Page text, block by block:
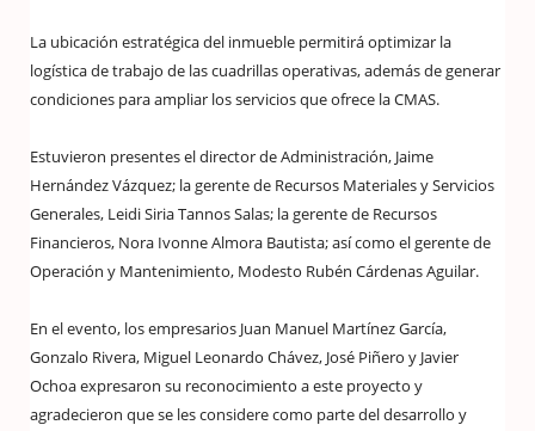
La ubicación estratégica del inmueble permitirá optimizar la
logística de trabajo de las cuadrillas operativas, además de generar
condiciones para ampliar los servicios que ofrece la CMAS.
Estuvieron presentes el director de Administración, Jaime
Hernández Vázquez; la gerente de Recursos Materiales y Servicios
Generales, Leidi Siria Tannos Salas; la gerente de Recursos
Financieros, Nora Ivonne Almora Bautista; así como el gerente de
Operación y Mantenimiento, Modesto Rubén Cárdenas Aguilar.
En el evento, los empresarios Juan Manuel Martínez García,
Gonzalo Rivera, Miguel Leonardo Chávez, José Piñero y Javier
Ochoa expresaron su reconocimiento a este proyecto y
agradecieron que se les considere como parte del desarrollo y